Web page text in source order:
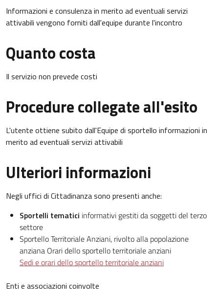
Informazioni e consulenza in merito ad eventuali servizi
attivabili vengono forniti dall'equipe durante l'incontro
Quanto costa
Il servizio non prevede costi
Procedure collegate all'esito
L'utente ottiene subito dall'Equipe di sportello informazioni in
merito ad eventuali servizi attivabili
Ulteriori informazioni
Negli uffici di Cittadinanza sono presenti anche:
Sportelli tematici informativi gestiti da soggetti del terzo
settore
Sportello Territoriale Anziani, rivolto alla popolazione
anziana Orari dello sportello territoriale anziani
Sedi e orari dello sportello territoriale anziani
Enti e associazioni coinvolte